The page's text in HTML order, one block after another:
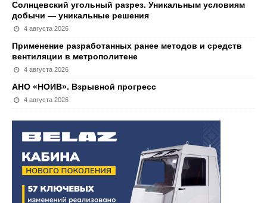
Солнцевский угольный разрез. Уникальным условиям
добычи — уникальные решения
4 августа 2026
Применение разработанных ранее методов и средств
вентиляции в метрополитене
4 августа 2026
АНО «НОИВ». Взрывной прогресс
4 августа 2026